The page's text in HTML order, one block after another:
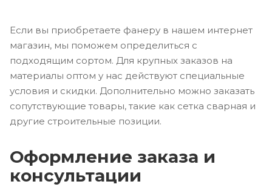
Если вы приобретаете фанеру в нашем интернет
магазин, мы поможем определиться с
подходящим сортом. Для крупных заказов на
материалы оптом у нас действуют специальные
условия и скидки. Дополнительно можно заказать
сопутствующие товары, такие как сетка сварная и
другие строительные позиции.
Оформление заказа и
консультации